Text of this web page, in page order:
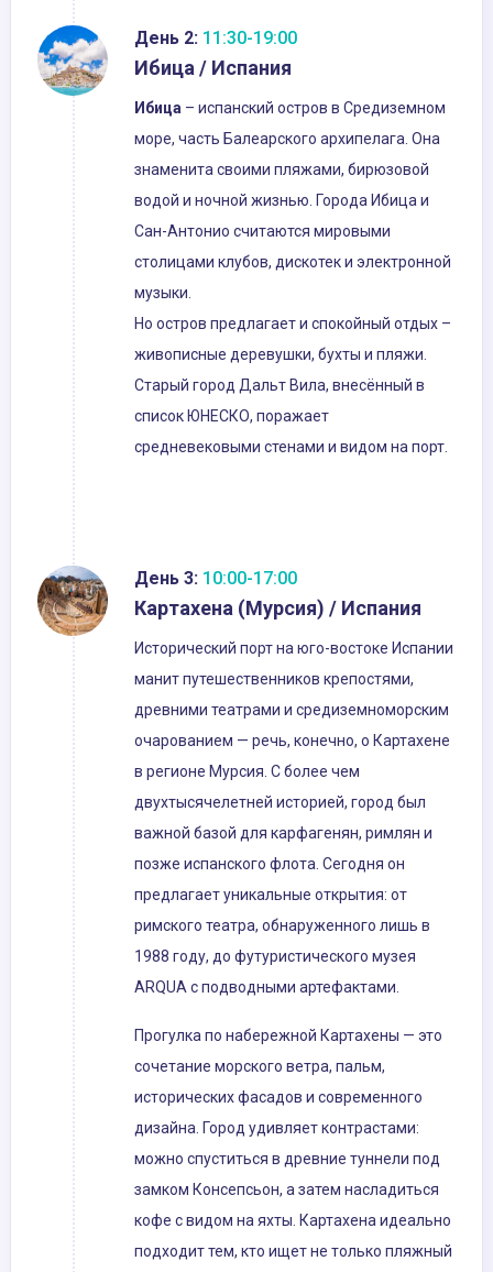
День 2: 11:30-19:00
Ибица / Испания
Ибица – испанский остров в Средиземном
море, часть Балеарского архипелага. Она
знаменита своими пляжами, бирюзовой
водой и ночной жизнью. Города Ибица и
Сан-Антонио считаются мировыми
столицами клубов, дискотек и электронной
музыки.
Но остров предлагает и спокойный отдых –
живописные деревушки, бухты и пляжи.
Старый город Дальт Вила, внесённый в
список ЮНЕСКО, поражает
средневековыми стенами и видом на порт.
День 3: 10:00-17:00
Картахена (Мурсия) / Испания
Исторический порт на юго-востоке Испании
манит путешественников крепостями,
древними театрами и средиземноморским
очарованием — речь, конечно, о Картахене
в регионе Мурсия. С более чем
двухтысячелетней историей, город был
важной базой для карфагенян, римлян и
позже испанского флота. Сегодня он
предлагает уникальные открытия: от
римского театра, обнаруженного лишь в
1988 году, до футуристического музея
ARQUA с подводными артефактами.
Прогулка по набережной Картахены — это
сочетание морского ветра, пальм,
исторических фасадов и современного
дизайна. Город удивляет контрастами:
можно спуститься в древние туннели под
замком Консепсьон, а затем насладиться
кофе с видом на яхты. Картахена идеально
подходит тем, кто ищет не только пляжный